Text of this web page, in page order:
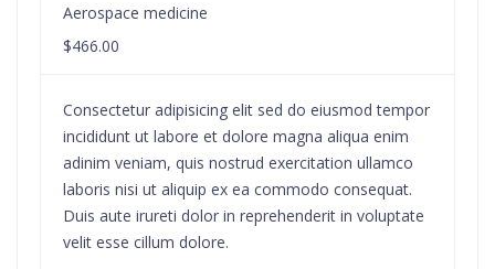
Aerospace medicine
$466.00
Consectetur adipisicing elit sed do eiusmod tempor
incididunt ut labore et dolore magna aliqua enim
adinim veniam, quis nostrud exercitation ullamco
laboris nisi ut aliquip ex ea commodo consequat.
Duis aute irureti dolor in reprehenderit in voluptate
velit esse cillum dolore.